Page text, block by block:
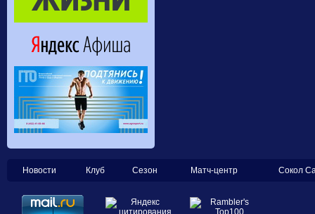
Новости Клуб Сезон Матч-центр Сокол